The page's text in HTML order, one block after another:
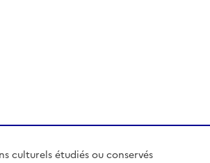
culturels étudiés ou conservés